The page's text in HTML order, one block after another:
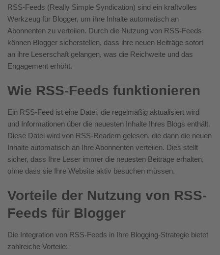
RSS-Feeds (Really Simple Syndication) sind ein kraftvolles
Werkzeug für Blogger, um ihre Inhalte automatisch an
Abonnenten zu verteilen. Durch die Nutzung von RSS-Feeds
können Blogger sicherstellen, dass ihre neuen Beiträge sofort
an ihre Leserschaft gelangen, was die Reichweite und das
Engagement erhöht.
Wie RSS-Feeds funktionieren
Ein RSS-Feed ist eine Datei, die regelmäßig aktualisiert wird
und Informationen über die neuesten Inhalte Ihres Blogs enthält.
Diese Datei wird von RSS-Readern gelesen, die dann die neuen
Inhalte automatisch an Ihre Abonnenten verteilen. Dies stellt
sicher, dass Ihre Leser immer die neuesten Beiträge erhalten,
ohne dass sie Ihre Website aktiv besuchen müssen.
Vorteile der Nutzung von RSS-
Feeds für Blogger
Die Integration von RSS-Feeds in Ihre Blogging-Strategie bietet
zahlreiche Vorteile: